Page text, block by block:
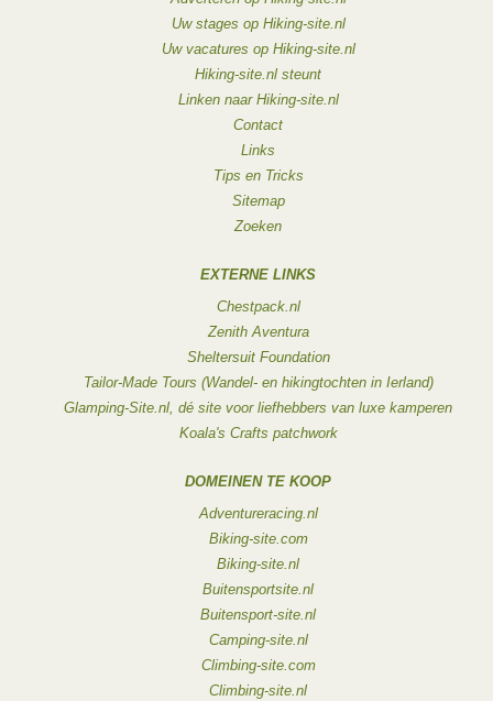
Uw stages op Hiking-site.nl
Uw vacatures op Hiking-site.nl
Hiking-site.nl steunt
Linken naar Hiking-site.nl
Contact
Links
Tips en Tricks
Sitemap
Zoeken
EXTERNE LINKS
Chestpack.nl
Zenith Aventura
Sheltersuit Foundation
Tailor-Made Tours (Wandel- en hikingtochten in Ierland)
Glamping-Site.nl, dé site voor liefhebbers van luxe kamperen
Koala's Crafts patchwork
DOMEINEN TE KOOP
Adventureracing.nl
Biking-site.com
Biking-site.nl
Buitensportsite.nl
Buitensport-site.nl
Camping-site.nl
Climbing-site.com
Climbing-site.nl